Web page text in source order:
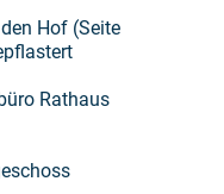
Hof (Seite
Rathaus